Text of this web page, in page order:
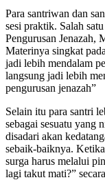
Para santriwan dan
sesi praktik. Salah
Pengurusan Jenazah,
Materinya singkat
jadi lebih mendalam
langsung jadi lebih
pengurusan jenazah”
Selain itu para santri
sebagai sesuatu yang
disadari akan
sebaik-baiknya.
surga harus melalui
lagi takut mati?”